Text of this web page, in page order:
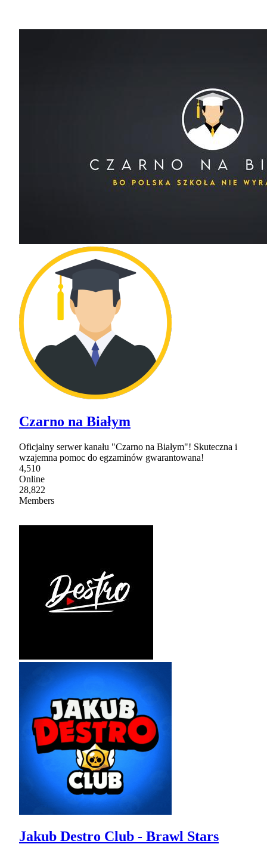
Czarno na Białym
Oficjalny serwer kanału "Czarno na Białym"! Skuteczna i
wzajemna pomoc do egzaminów gwarantowana!
4,510
Online
28,822
Members
Jakub Destro Club - Brawl Stars